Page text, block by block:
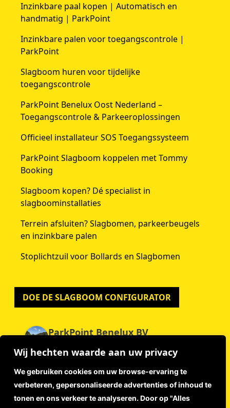
Wij hechten waarde aan uw privacy
We gebruiken cookies om uw browse-ervaring te
verbeteren, gepersonaliseerde advertenties of inhoud te
tonen en ons verkeer te analyseren. Door op "Alles
Inzinkbare paal kopen | Automatisch en
handmatig | ParkPoint
Inzinkbare palen voor toegangscontrole |
ParkPoint
Slagboom huren voor tijdelijke
toegangscontrole
ParkPoint Benelux Oost Nederland –
Toegangscontrole & Parkeeroplossingen
Officieel installateur SOS Toegangssysteem
ParkPoint Slagboom koppelen met Tommy
Booking
Slagboom kopen? Dé specialist in
slagboominstallaties
Terrein afsluiten? Slagbomen, parkeerbeugels
en inzinkbare palen
Stoplichtzuil voor Bollards en Slagbomen
DOE DE SLAGBOOM CONFIGURATOR
ParkPoint Benelux BV
Gebaseerd op 59 beoordelingen